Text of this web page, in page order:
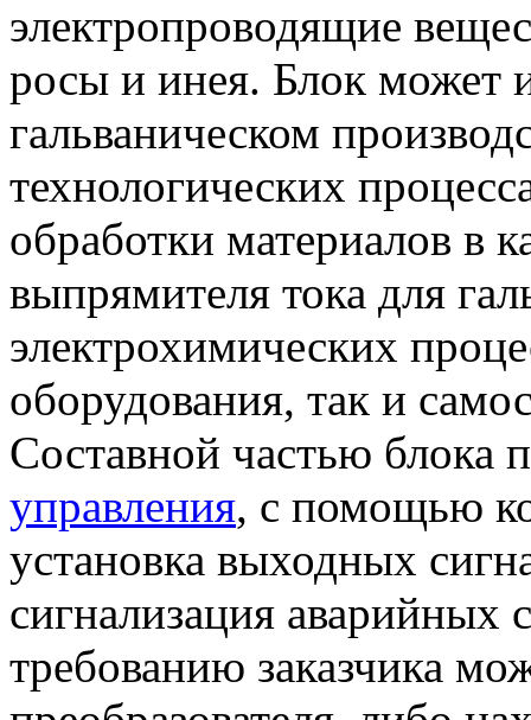
электропроводящие
росы и инея. Блок может
гальваническом
технологических
обработки материалов в
выпрямителя тока для
электрохимических
оборудования, так и
Составной частью блока
управления, с помощью
установка выходных
сигнализация аварийных
требованию заказчика